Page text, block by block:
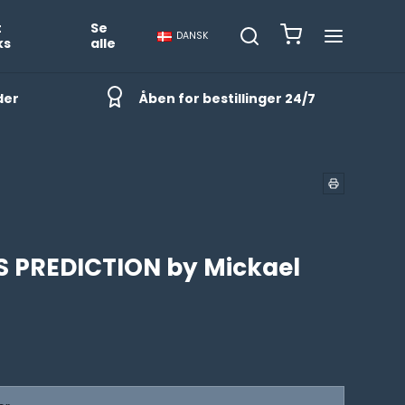
Se
alle
DANSK
Åben for bestillinger 24/7
PREDICTION by Mickael